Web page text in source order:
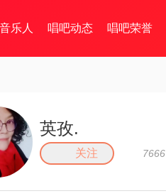
音乐人 唱吧动态 唱吧荣誉
英孜.
关注 7666